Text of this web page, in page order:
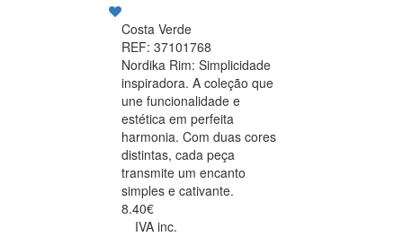
Costa Verde
REF: 37101768
Nordika Rim: Simplicidade
inspiradora. A coleção que
une funcionalidade e
estética em perfeita
harmonia. Com duas cores
distintas, cada peça
transmite um encanto
simples e cativante.
8.40€
IVA inc.